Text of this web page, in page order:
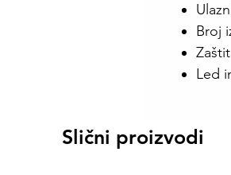
Broj
Led
Slični proizvodi